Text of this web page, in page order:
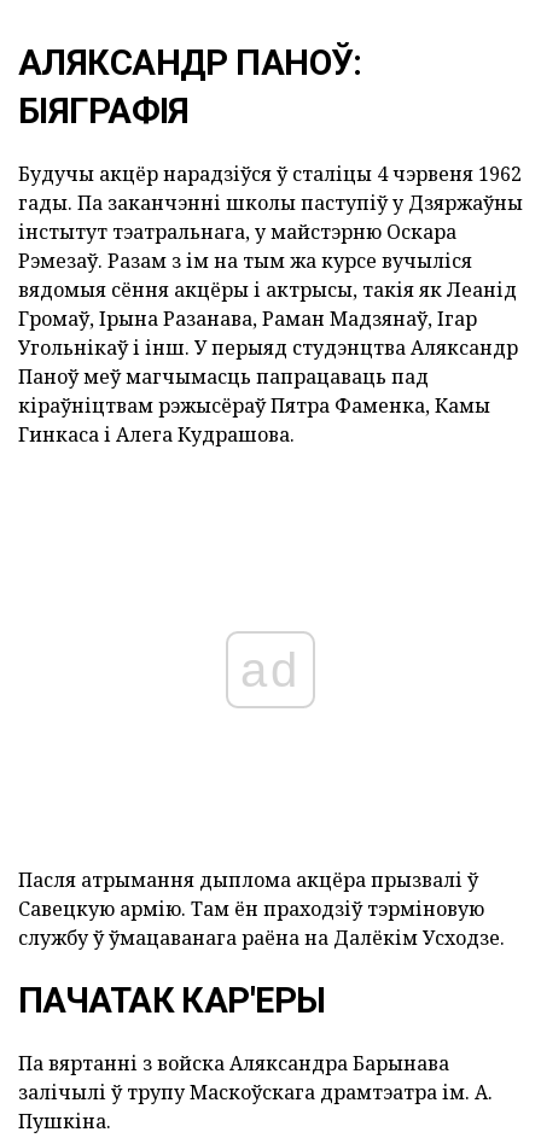
АЛЯКСАНДР ПАНОЎ:
БІЯГРАФІЯ
Будучы акцёр нарадзіўся ў сталіцы 4 чэрвеня 1962
гады. Па заканчэнні школы паступіў у Дзяржаўны
інстытут тэатральнага, у майстэрню Оскара
Рэмезаў. Разам з ім на тым жа курсе вучыліся
вядомыя сёння акцёры і актрысы, такія як Леанід
Громаў, Ірына Разанава, Раман Мадзянаў, Ігар
Угольнікаў і інш. У перыяд студэнцтва Аляксандр
Паноў меў магчымасць папрацаваць пад
кіраўніцтвам рэжысёраў Пятра Фаменка, Камы
Гинкаса і Алега Кудрашова.
ad
Пасля атрымання дыплома акцёра прызвалі ў
Савецкую армію. Там ён праходзіў тэрміновую
службу ў ўмацаванага раёна на Далёкім Усходзе.
ПАЧАТАК КАР'ЕРЫ
Па вяртанні з войска Аляксандра Барынава
залічылі ў трупу Маскоўскага драмтэатра ім. А.
Пушкіна.